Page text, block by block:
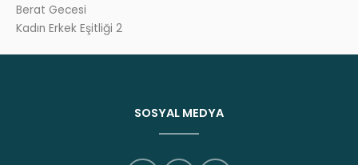
Berat Gecesi
Kadın Erkek Eşitliği 2
SOSYAL MEDYA